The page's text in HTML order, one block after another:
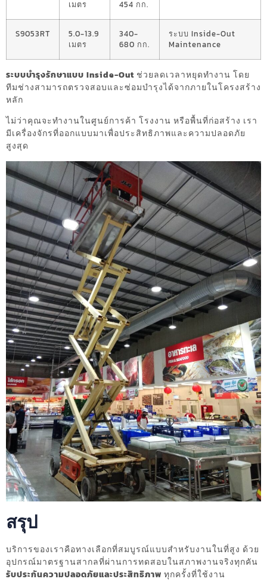
เมตร
454 กก.
S9053RT
5.0-13.9
เมตร
340-
680 กก.
ระบบ Inside-Out
Maintenance
ระบบบำรุงรักษาแบบ Inside-Out ช่วยลดเวลาหยุดทำงาน โดย
ทีมช่างสามารถตรวจสอบและซ่อมบำรุงได้จากภายในโครงสร้าง
หลัก
ไม่ว่าคุณจะทำงานในศูนย์การค้า โรงงาน หรือพื้นที่ก่อสร้าง เรา
มีเครื่องจักรที่ออกแบบมาเพื่อประสิทธิภาพและความปลอดภัย
สูงสุด
สรุป
บริการของเราคือทางเลือกที่สมบูรณ์แบบสำหรับงานในที่สูง ด้วย
อุปกรณ์มาตรฐานสากลที่ผ่านการทดสอบในสภาพงานจริงทุกคัน
รับประกันความปลอดภัยและประสิทธิภาพ ทุกครั้งที่ใช้งาน